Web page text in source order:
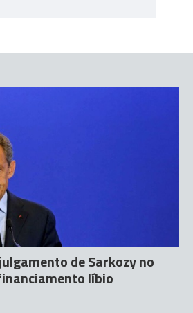
de Sarkozy no
líbio